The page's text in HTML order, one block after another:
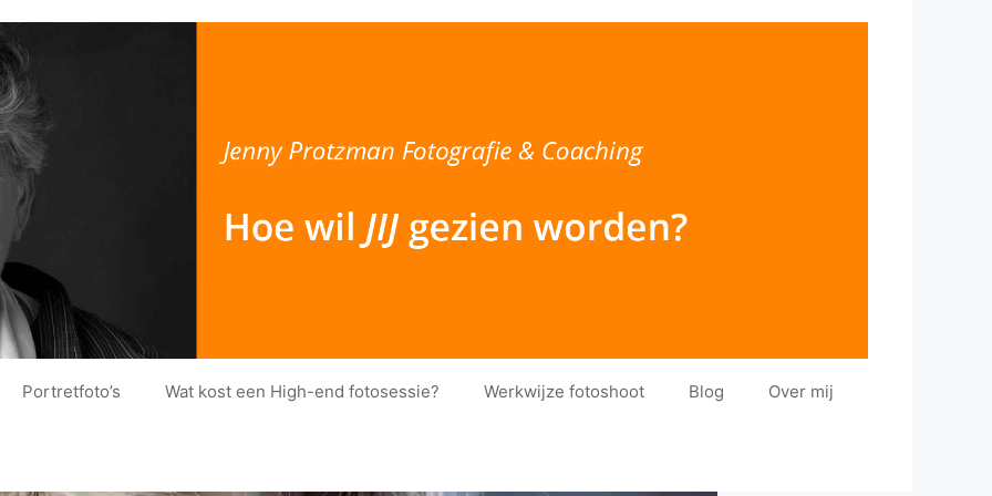
Portretfoto’s Wat kost een High-end fotosessie? Werkwijze fotoshoot Blog Over mij